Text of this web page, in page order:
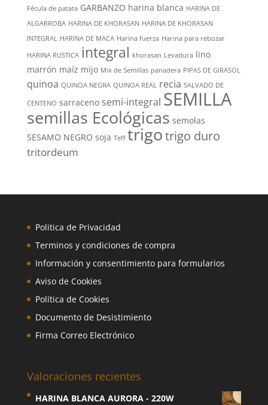
Fécula de patata GARBANZO harina blanca HARINA DE
ALGARROBA HARINA DE KHORASAN HARINA DE KHORASAN
INTEGRAL HARINA DE MACA Harina fuerza Harina para rebozar
HARINA RUSTICA integral khorasan Levadura lino
marrón maíz mijo Mix de Semillas panadera PIPAS DE GIRASOL
quinoa QUINOA NEGRA QUINOA REAL recia SALVADO DE
CENTENO sarraceno semi-integral SEMILLA
semillas Ecológicas semolas
SESAMO NEGRO soja Teff trigotrigo duro
tritordeum
Politica de Privacidad
Terminos y condiciones de compra
Información y consentimiento para formularios
Aviso de Cookies
Política de Cookies
Documento de Desistimiento
Firma Correo Electrónico
Valoraciones recientes
HARINA BLANCA AURORA - 220W